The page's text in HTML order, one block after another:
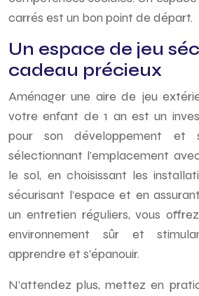
carrés est un bon point de départ.
Un espace de jeu
cadeau précieux
Aménager une aire de jeu
votre enfant de 1 an est un
pour son développement et
sélectionnant l’emplacement
le sol, en choisissant les
sécurisant l’espace et en
un entretien réguliers, vous
environnement sûr et
apprendre et s’épanouir.
N’attendez plus, mettez en